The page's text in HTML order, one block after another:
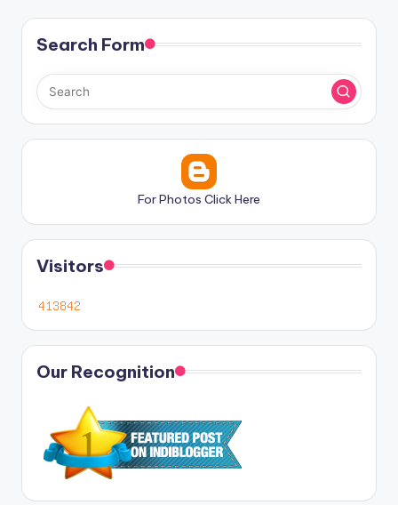
Search Form
For Photos Click Here
Visitors
Our Recognition